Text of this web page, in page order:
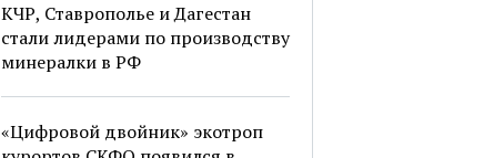
КЧР, Ставрополье и Дагестан
стали лидерами по производству
минералки в РФ
«Цифровой двойник» экотроп